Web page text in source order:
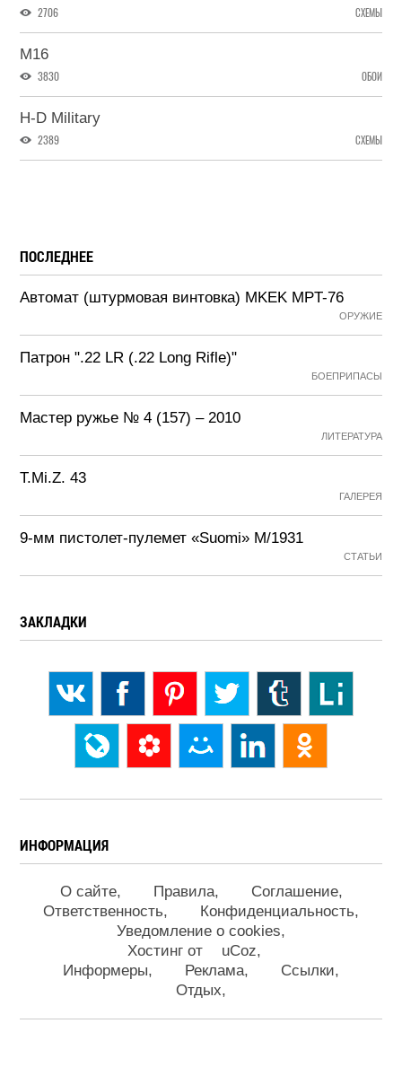
2706 СХЕМЫ
M16
3830 ОБОИ
H-D Military
2389 СХЕМЫ
ПОСЛЕДНЕЕ
Автомат (штурмовая винтовка) MKEK MPT-76
ОРУЖИЕ
Патрон ".22 LR (.22 Long Rifle)"
БОЕПРИПАСЫ
Мастер ружье № 4 (157) – 2010
ЛИТЕРАТУРА
T.Mi.Z. 43
ГАЛЕРЕЯ
9-мм пистолет-пулемет «Suomi» М/1931
СТАТЬИ
ЗАКЛАДКИ
ИНФОРМАЦИЯ
О сайте Правила
Соглашение
Ответственность
Конфиденциальность
Уведомление о cookies
Хостинг от
uCoz
Информеры
Реклама
Ссылки
Отдых